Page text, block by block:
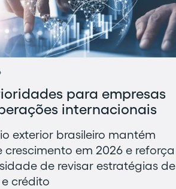
para empresas
internacionais
exterior brasileiro mantém
crescimento em 2026 e reforça
de revisar estratégias de
crédito